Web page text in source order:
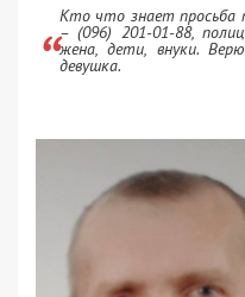
Кто что знает просьба
– (096) 201-01-88,
жена, дети, внуки.
девушка.